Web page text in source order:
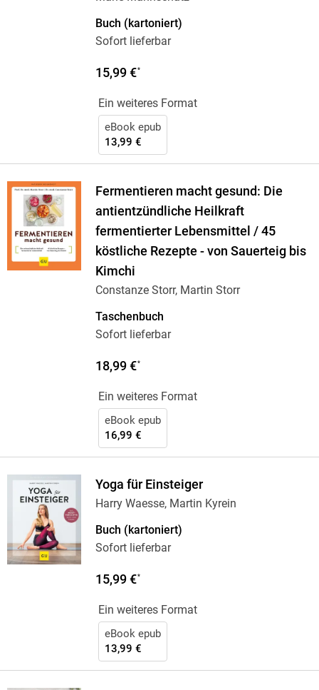
Buch (kartoniert)
Sofort lieferbar
15,99 €*
Ein weiteres Format
eBook epub
13,99 €
Fermentieren macht gesund: Die
antientzündliche Heilkraft
fermentierter Lebensmittel / 45
köstliche Rezepte - von Sauerteig bis
Kimchi
Constanze Storr, Martin Storr
Taschenbuch
Sofort lieferbar
18,99 €*
Ein weiteres Format
eBook epub
16,99 €
Yoga für Einsteiger
Harry Waesse, Martin Kyrein
Buch (kartoniert)
Sofort lieferbar
15,99 €*
Ein weiteres Format
eBook epub
13,99 €